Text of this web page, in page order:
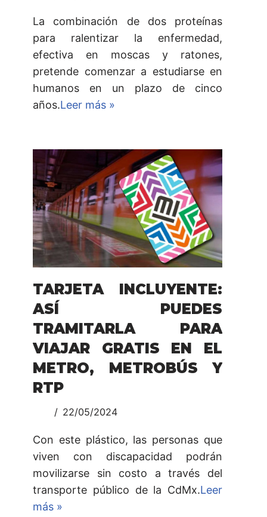
La combinación de dos proteínas
para ralentizar la enfermedad,
efectiva en moscas y ratones,
pretende comenzar a estudiarse en
humanos en un plazo de cinco
años.Leer más »
TARJETA INCLUYENTE:
ASÍ PUEDES
TRAMITARLA PARA
VIAJAR GRATIS EN EL
METRO, METROBÚS Y
RTP
22/05/2024
Con este plástico, las personas que
viven con discapacidad podrán
movilizarse sin costo a través del
transporte público de la CdMx.Leer
más »